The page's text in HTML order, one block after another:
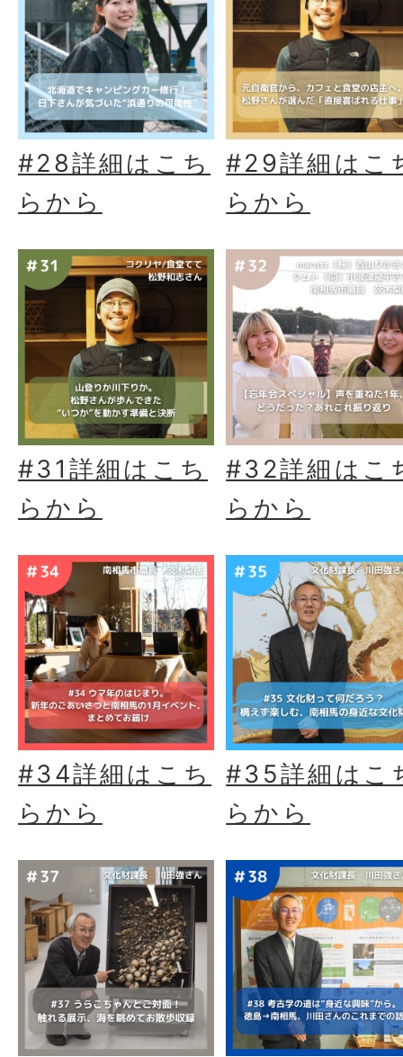
#28詳細はこち
らから
#29詳細はこ
らから
#31詳細はこち
らから
#32詳細はこ
らから
#34詳細はこち
らから
#35詳細はこ
らから